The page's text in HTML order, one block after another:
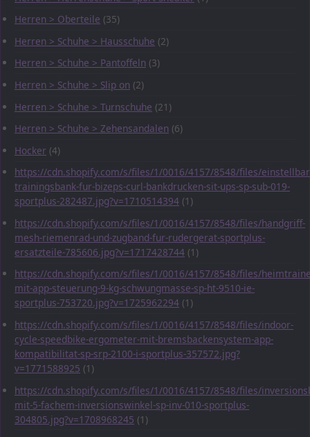
Herren > Oberteile (35)
Herren > Schuhe > Hausschuhe (2)
Herren > Schuhe > Pantoffeln (3)
Herren > Schuhe > Slip on (2)
Herren > Schuhe > Turnschuhe (21)
Herren > Schuhe > Zehensandalen (6)
Hocker (4)
https://cdn.shopify.com/s/files/1/0016/4157/8548/files/
trainingsbank-fur-bizeps-curl-bankdrucken-sit-ups-sp-sub-019-
sportplus-282487.jpg?v=1710514394 (1)
https://cdn.shopify.com/s/files/1/0016/4157/8548/files/handgriff-
mesh-riemenrad-und-zugband-fur-rudergerat-sportplus-
ersatzteile-785606.jpg?v=1717428744 (1)
https://cdn.shopify.com/s/files/1/0016/4157/8548/files/
mit-app-steuerung-9-kg-schwungmasse-sp-ht-9510-ie-
sportplus-753720.jpg?v=1725962294 (1)
https://cdn.shopify.com/s/files/1/0016/4157/8548/files/indoor-
cycle-speedbike-ergometer-mit-bremsbackensystem-app-
kompatibilitat-sp-srp-2100-i-sportplus-357572.jpg?
v=1771588925 (1)
https://cdn.shopify.com/s/files/1/0016/4157/8548/files/
mit-5-fachem-inversionswinkel-sp-inv-010-sportplus-
304805.jpg?v=1708968245 (1)